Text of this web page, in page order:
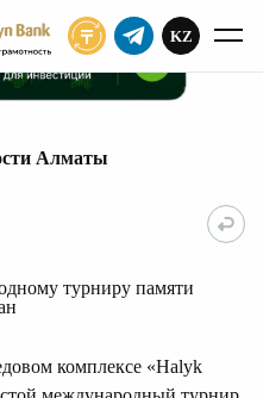
KZ
Алматы
турниру памяти
комплексе «Halyk